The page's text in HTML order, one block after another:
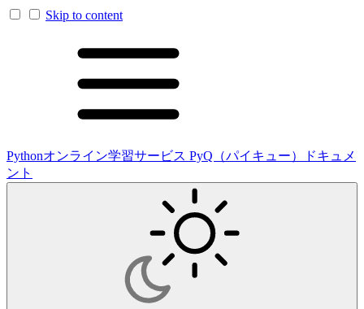
Skip to content
Pythonオンライン学習サービス PyQ（パイキュー）ドキュメ
ント